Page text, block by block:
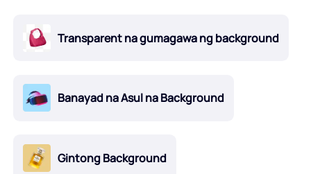
Transparent na gumagawa ng background
Banayad na Asul na Background
Gintong Background